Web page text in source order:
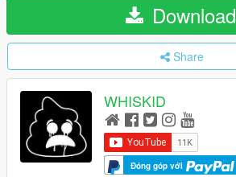
Download
Share
WHISKID
Đóng góp với